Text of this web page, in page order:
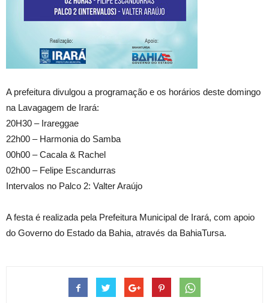
A prefeitura divulgou a programação e os horários deste domingo
na Lavagagem de Irará:
20H30 – Irareggae
22h00 – Harmonia do Samba
00h00 – Cacala & Rachel
02h00 – Felipe Escandurras
Intervalos no Palco 2: Valter Araújo
A festa é realizada pela Prefeitura Municipal de Irará, com apoio
do Governo do Estado da Bahia, através da BahiaTursa.